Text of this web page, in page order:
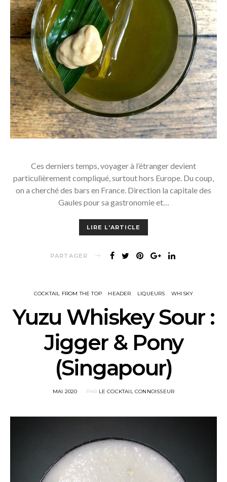
Ces derniers temps, voyager à l’étranger devient
particulièrement compliqué, surtout hors Europe. Du coup,
on a cherché des bars en France. Direction la capitale des
Gaules pour sa gastronomie et…
LIRE L'ARTICLE
PARTAGER
COCKTAIL FROM THE TOP HEADER LIQUEURS WHISKY
Yuzu Whiskey Sour :
Jigger & Pony
(Singapour)
POSTED
MAI 2020 PAR LE COCKTAIL CONNOISSEUR